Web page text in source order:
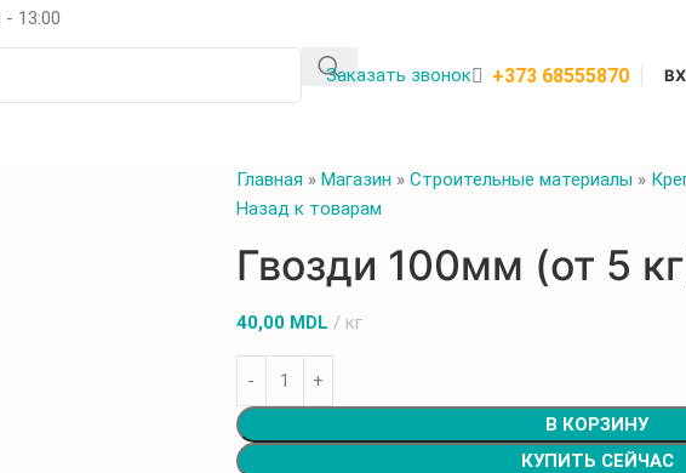
13:00
Заказать звонок +373 68555870
Главная » Магазин » Строительные материалы »
Назад к товарам
Гвозди 100мм (от 5
40,00 MDL кг
В КОРЗИНУ
КУПИТЬ СЕЙЧАС